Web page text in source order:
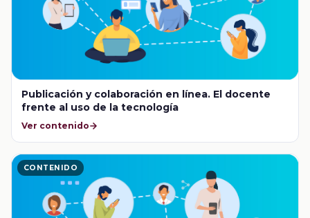
Publicación y colaboración en línea. El docente
frente al uso de la tecnología
Ver contenido
CONTENIDO